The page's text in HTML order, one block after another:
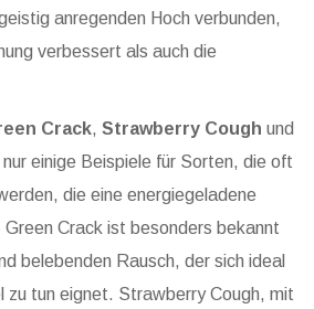
anregenden Hoch verbunden,
verbessert als auch die
Crack, Strawberry Cough und
nur einige Beispiele für Sorten, die oft
die eine energiegeladene
Green Crack ist besonders bekannt
belebenden Rausch, der sich ideal
zu tun eignet. Strawberry Cough, mit